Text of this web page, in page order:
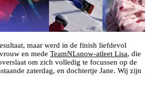
maar werd in de finish liefdevol
en mede TeamNLsnow-atleet Lisa, die
om zich volledig te focussen op de
zaterdag, en dochtertje Jane. Wij zijn